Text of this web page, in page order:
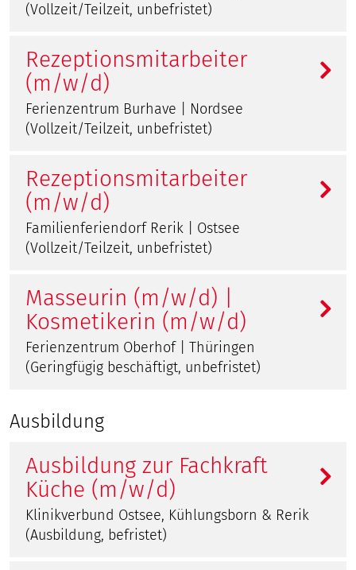
(Vollzeit/Teilzeit, unbefristet)
Rezeptionsmitarbeiter
(m/w/d)
Ferienzentrum Burhave | Nordsee
(Vollzeit/Teilzeit, unbefristet)
Rezeptionsmitarbeiter
(m/w/d)
Familienferiendorf Rerik | Ostsee
(Vollzeit/Teilzeit, unbefristet)
Masseurin (m/w/d) |
Kosmetikerin (m/w/d)
Ferienzentrum Oberhof | Thüringen
(Geringfügig beschäftigt, unbefristet)
Ausbildung
Ausbildung zur Fachkraft
Küche (m/w/d)
Klinikverbund Ostsee, Kühlungsborn & Rerik
(Ausbildung, befristet)